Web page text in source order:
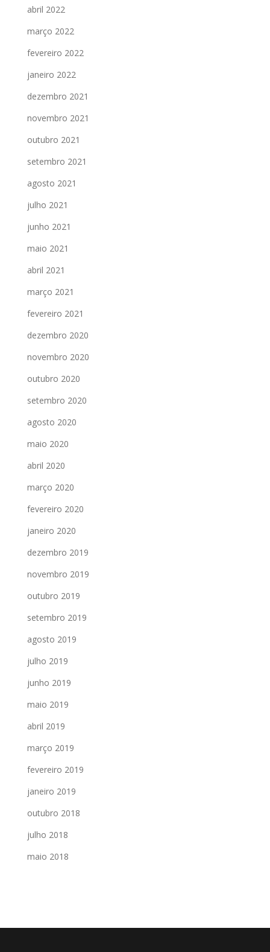
abril 2022
março 2022
fevereiro 2022
janeiro 2022
dezembro 2021
novembro 2021
outubro 2021
setembro 2021
agosto 2021
julho 2021
junho 2021
maio 2021
abril 2021
março 2021
fevereiro 2021
dezembro 2020
novembro 2020
outubro 2020
setembro 2020
agosto 2020
maio 2020
abril 2020
março 2020
fevereiro 2020
janeiro 2020
dezembro 2019
novembro 2019
outubro 2019
setembro 2019
agosto 2019
julho 2019
junho 2019
maio 2019
abril 2019
março 2019
fevereiro 2019
janeiro 2019
outubro 2018
julho 2018
maio 2018